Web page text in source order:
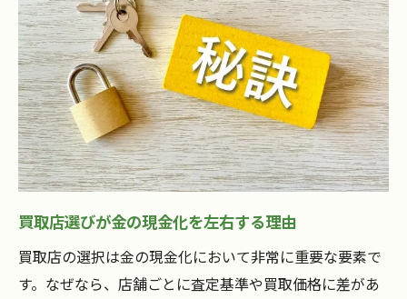
買取店の口コミや評判の活かし方を知る
買取店の査定手順と金額差のポイント解説
高浜市内で金を高く売るためのポイントとは
金を高く売るための買取店の活用術
買取店で失敗しない金売却のタイミング
高浜市で信頼される買取店選びのコツ
金の査定前に買取店で確認すべきこと
金を高額査定に導く買取店との交渉術
手放す金の価値を見極めるためのチェックリス
ト
買取店選びが金の現金化を左右する理由
買取店の選択は金の現金化において非常に重要な要素で
す。なぜなら、店舗ごとに査定基準や買取価格に差があ